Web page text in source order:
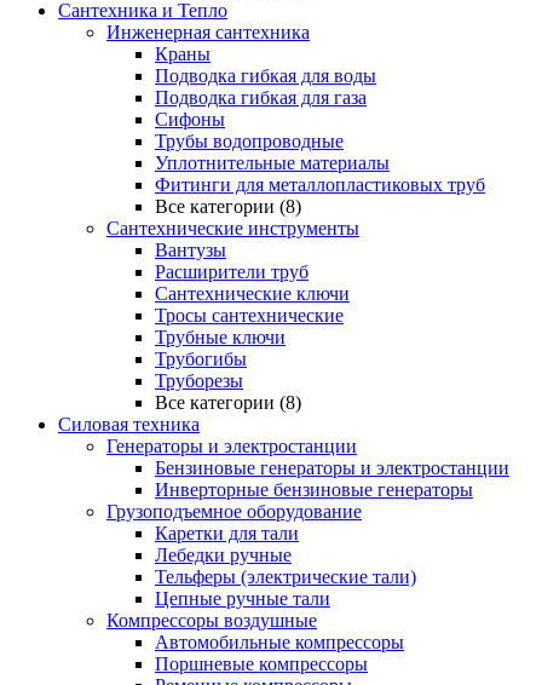
Сантехника и Тепло
Инженерная сантехника
Краны
Подводка гибкая для воды
Подводка гибкая для газа
Сифоны
Трубы водопроводные
Уплотнительные материалы
Фитинги для металлопластиковых труб
Все категории (8)
Сантехнические инструменты
Вантузы
Расширители труб
Сантехнические ключи
Тросы сантехнические
Трубные ключи
Трубогибы
Труборезы
Все категории (8)
Силовая техника
Генераторы и электростанции
Бензиновые генераторы и электростанции
Инверторные бензиновые генераторы
Грузоподъемное оборудование
Каретки для тали
Лебедки ручные
Тельферы (электрические тали)
Цепные ручные тали
Компрессоры воздушные
Автомобильные компрессоры
Поршневые компрессоры